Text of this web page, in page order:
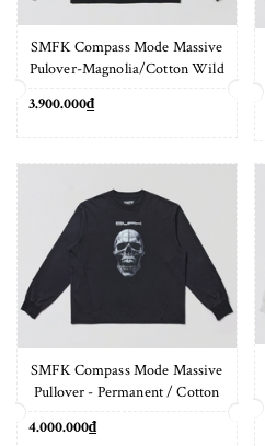
SMFK Compass Mode Massive
Pulover-Magnolia/Cotton Wild
3.900.000₫
SMFK Compass Mode Massive
Pullover - Permanent / Cotton
4.000.000₫